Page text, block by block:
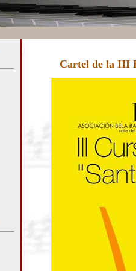
Cartel de la III